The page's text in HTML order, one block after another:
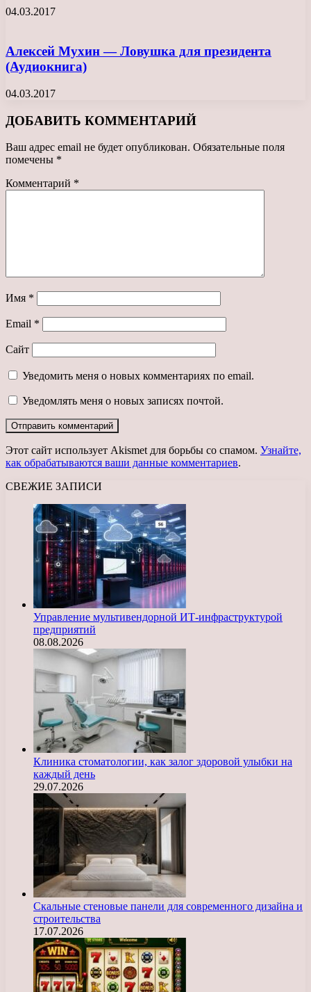
04.03.2017
Алексей Мухин — Ловушка для президента
(Аудиокнига)
04.03.2017
ДОБАВИТЬ КОММЕНТАРИЙ
Ваш адрес email не будет опубликован. Обязательные поля
помечены *
Комментарий *
Имя *
Email *
Сайт
Уведомить меня о новых комментариях по email.
Уведомлять меня о новых записях почтой.
Этот сайт использует Akismet для борьбы со спамом. Узнайте,
как обрабатываются ваши данные комментариев.
СВЕЖИЕ ЗАПИСИ
Управление мультивендорной ИТ-инфраструктурой
предприятий
08.08.2026
Клиника стоматологии, как залог здоровой улыбки на
каждый день
29.07.2026
Скальные стеновые панели для современного дизайна и
строительства
17.07.2026